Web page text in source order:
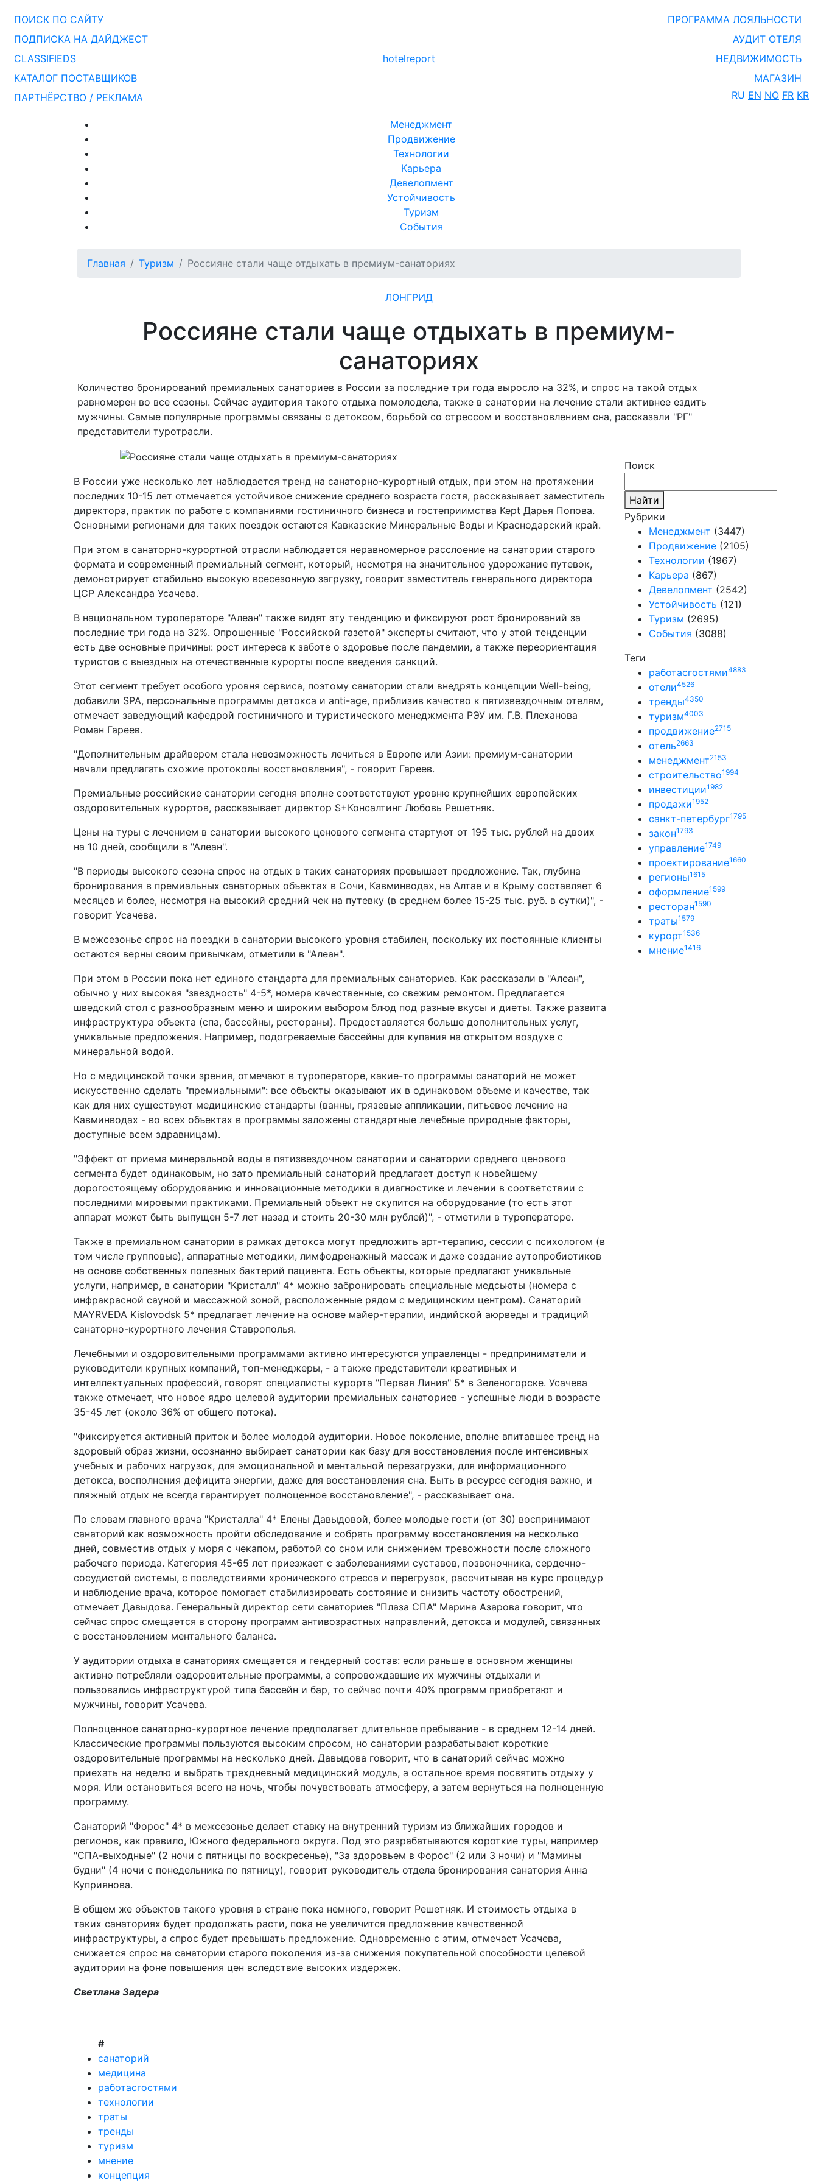
hotelreport
ПОИСК ПО САЙТУ
ПОДПИСКА НА ДАЙДЖЕСТ
CLASSIFIEDS
КАТАЛОГ ПОСТАВЩИКОВ
ПАРТНЁРСТВО / РЕКЛАМА
ПРОГРАММА ЛОЯЛЬНОСТИ
АУДИТ ОТЕЛЯ
НЕДВИЖИМОСТЬ
МАГАЗИН
RU EN NO FR KR
Менеджмент
Продвижение
Технологии
Карьера
Девелопмент
Устойчивость
Туризм
События
Главная Туризм Россияне стали чаще отдыхать в премиум-санаториях
ЛОНГРИД
Россияне стали чаще отдыхать в премиум-
санаториях
Количество бронирований премиальных санаториев в России за последние три года выросло на 32%, и спрос на такой отдых
равномерен во все сезоны. Сейчас аудитория такого отдыха помолодела, также в санатории на лечение стали активнее ездить
мужчины. Самые популярные программы связаны с детоксом, борьбой со стрессом и восстановлением сна, рассказали "РГ"
представители туротрасли.
В России уже несколько лет наблюдается тренд на санаторно-курортный отдых, при этом на протяжении
последних 10-15 лет отмечается устойчивое снижение среднего возраста гостя, рассказывает заместитель
директора, практик по работе с компаниями гостиничного бизнеса и гостеприимства Kept Дарья Попова.
Основными регионами для таких поездок остаются Кавказские Минеральные Воды и Краснодарский край.
При этом в санаторно-курортной отрасли наблюдается неравномерное расслоение на санатории старого
формата и современный премиальный сегмент, который, несмотря на значительное удорожание путевок,
демонстрирует стабильно высокую всесезонную загрузку, говорит заместитель генерального директора
ЦСР Александра Усачева.
В национальном туроператоре "Алеан" также видят эту тенденцию и фиксируют рост бронирований за
последние три года на 32%. Опрошенные "Российской газетой" эксперты считают, что у этой тенденции
есть две основные причины: рост интереса к заботе о здоровье после пандемии, а также переориентация
туристов с выездных на отечественные курорты после введения санкций.
Этот сегмент требует особого уровня сервиса, поэтому санатории стали внедрять концепции Well-being,
добавили SPA, персональные программы детокса и anti-age, приблизив качество к пятизвездочным отелям,
отмечает заведующий кафедрой гостиничного и туристического менеджмента РЭУ им. Г.В. Плеханова
Роман Гареев.
"Дополнительным драйвером стала невозможность лечиться в Европе или Азии: премиум-санатории
начали предлагать схожие протоколы восстановления", - говорит Гареев.
Премиальные российские санатории сегодня вполне соответствуют уровню крупнейших европейских
оздоровительных курортов, рассказывает директор S+Консалтинг Любовь Решетняк.
Цены на туры с лечением в санатории высокого ценового сегмента стартуют от 195 тыс. рублей на двоих
на 10 дней, сообщили в "Алеан".
"В периоды высокого сезона спрос на отдых в таких санаториях превышает предложение. Так, глубина
бронирования в премиальных санаторных объектах в Сочи, Кавминводах, на Алтае и в Крыму составляет 6
месяцев и более, несмотря на высокий средний чек на путевку (в среднем более 15-25 тыс. руб. в сутки)", -
говорит Усачева.
В межсезонье спрос на поездки в санатории высокого уровня стабилен, поскольку их постоянные клиенты
остаются верны своим привычкам, отметили в "Алеан".
При этом в России пока нет единого стандарта для премиальных санаториев. Как рассказали в "Алеан",
обычно у них высокая "звездность" 4-5*, номера качественные, со свежим ремонтом. Предлагается
шведский стол с разнообразным меню и широким выбором блюд под разные вкусы и диеты. Также развита
инфраструктура объекта (спа, бассейны, рестораны). Предоставляется больше дополнительных услуг,
уникальные предложения. Например, подогреваемые бассейны для купания на открытом воздухе с
минеральной водой.
Но с медицинской точки зрения, отмечают в туроператоре, какие-то программы санаторий не может
искусственно сделать "премиальными": все объекты оказывают их в одинаковом объеме и качестве, так
как для них существуют медицинские стандарты (ванны, грязевые аппликации, питьевое лечение на
Кавминводах - во всех объектах в программы заложены стандартные лечебные природные факторы,
доступные всем здравницам).
"Эффект от приема минеральной воды в пятизвездочном санатории и санатории среднего ценового
сегмента будет одинаковым, но зато премиальный санаторий предлагает доступ к новейшему
дорогостоящему оборудованию и инновационные методики в диагностике и лечении в соответствии с
последними мировыми практиками. Премиальный объект не скупится на оборудование (то есть этот
аппарат может быть выпущен 5-7 лет назад и стоить 20-30 млн рублей)", - отметили в туроператоре.
Также в премиальном санатории в рамках детокса могут предложить арт-терапию, сессии с психологом (в
том числе групповые), аппаратные методики, лимфодренажный массаж и даже создание аутопробиотиков
на основе собственных полезных бактерий пациента. Есть объекты, которые предлагают уникальные
услуги, например, в санатории "Кристалл" 4* можно забронировать специальные медсьюты (номера с
инфракрасной сауной и массажной зоной, расположенные рядом с медицинским центром). Санаторий
MAYRVEDA Kislovodsk 5* предлагает лечение на основе майер-терапии, индийской аюрведы и традиций
санаторно-курортного лечения Ставрополья.
Лечебными и оздоровительными программами активно интересуются управленцы - предприниматели и
руководители крупных компаний, топ-менеджеры, - а также представители креативных и
интеллектуальных профессий, говорят специалисты курорта "Первая Линия" 5* в Зеленогорске. Усачева
также отмечает, что новое ядро целевой аудитории премиальных санаториев - успешные люди в возрасте
35-45 лет (около 36% от общего потока).
"Фиксируется активный приток и более молодой аудитории. Новое поколение, вполне впитавшее тренд на
здоровый образ жизни, осознанно выбирает санатории как базу для восстановления после интенсивных
учебных и рабочих нагрузок, для эмоциональной и ментальной перезагрузки, для информационного
детокса, восполнения дефицита энергии, даже для восстановления сна. Быть в ресурсе сегодня важно, и
пляжный отдых не всегда гарантирует полноценное восстановление", - рассказывает она.
По словам главного врача "Кристалла" 4* Елены Давыдовой, более молодые гости (от 30) воспринимают
санаторий как возможность пройти обследование и собрать программу восстановления на несколько
дней, совместив отдых у моря с чекапом, работой со сном или снижением тревожности после сложного
рабочего периода. Категория 45-65 лет приезжает с заболеваниями суставов, позвоночника, сердечно-
сосудистой системы, с последствиями хронического стресса и перегрузок, рассчитывая на курс процедур
и наблюдение врача, которое помогает стабилизировать состояние и снизить частоту обострений,
отмечает Давыдова. Генеральный директор сети санаториев "Плаза СПА" Марина Азарова говорит, что
сейчас спрос смещается в сторону программ антивозрастных направлений, детокса и модулей, связанных
с восстановлением ментального баланса.
У аудитории отдыха в санаториях смещается и гендерный состав: если раньше в основном женщины
активно потребляли оздоровительные программы, а сопровождавшие их мужчины отдыхали и
пользовались инфраструктурой типа бассейн и бар, то сейчас почти 40% программ приобретают и
мужчины, говорит Усачева.
Полноценное санаторно-курортное лечение предполагает длительное пребывание - в среднем 12-14 дней.
Классические программы пользуются высоким спросом, но санатории разрабатывают короткие
оздоровительные программы на несколько дней. Давыдова говорит, что в санаторий сейчас можно
приехать на неделю и выбрать трехдневный медицинский модуль, а остальное время посвятить отдыху у
моря. Или остановиться всего на ночь, чтобы почувствовать атмосферу, а затем вернуться на полноценную
программу.
Санаторий "Форос" 4* в межсезонье делает ставку на внутренний туризм из ближайших городов и
регионов, как правило, Южного федерального округа. Под это разрабатываются короткие туры, например
"СПА-выходные" (2 ночи с пятницы по воскресенье), "За здоровьем в Форос" (2 или 3 ночи) и "Мамины
будни" (4 ночи с понедельника по пятницу), говорит руководитель отдела бронирования санатория Анна
Куприянова.
В общем же объектов такого уровня в стране пока немного, говорит Решетняк. И стоимость отдыха в
таких санаториях будет продолжать расти, пока не увеличится предложение качественной
инфраструктуры, а спрос будет превышать предложение. Одновременно с этим, отмечает Усачева,
снижается спрос на санатории старого поколения из-за снижения покупательной способности целевой
аудитории на фоне повышения цен вследствие высоких издержек.
Светлана Задера
#
санаторий
медицина
работасгостями
технологии
траты
тренды
туризм
мнение
концепция
Поиск
Найти
Рубрики
Менеджмент (3447)
Продвижение (2105)
Технологии (1967)
Карьера (867)
Девелопмент (2542)
Устойчивость (121)
Туризм (2695)
События (3088)
Теги
работасгостями4883
отели4526
тренды4350
туризм4003
продвижение2715
отель2663
менеджмент2153
строительство1994
инвестиции1982
продажи1952
санкт-петербург1795
закон1793
управление1749
проектирование1660
регионы1615
оформление1599
ресторан1590
траты1579
курорт1536
мнение1416